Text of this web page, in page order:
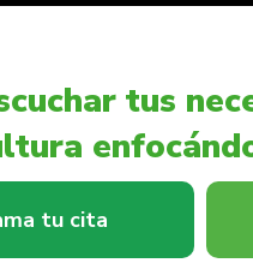
tus
tu cita